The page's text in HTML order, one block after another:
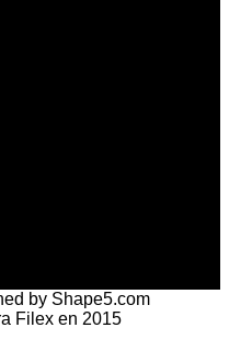
by Shape5.com
Filex en 2015